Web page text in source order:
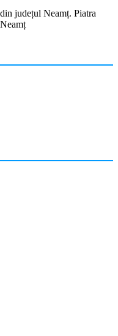
județul Neamț. Piatra